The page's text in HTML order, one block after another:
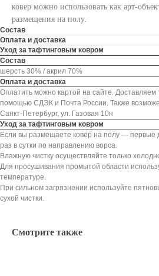
ковер можно использовать как арт-
размещения на полу.
Состав
Оплата и доставка
Уход за тафтинговым ковром
Состав
шерсть 30% / акрил 70%
Оплата и доставка
Оплатить можно картой на сайте. Доставляем
помощью СДЭК и Почта России. Также
Санкт-Петербург, ул. Газовая 10н
Уход за тафтинговым ковром
Если вы размещаете ковёр на полу — первые
раз в сутки по направлению ворса.
Влажную чистку осуществляйте только
Для просушивания промытой области
температуре.
При сильном загрязнении используйте
сухой чистки.
Смотрите также